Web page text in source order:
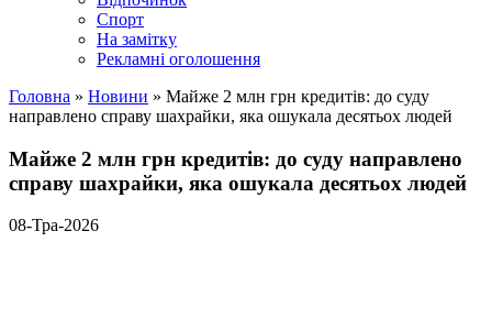
Спорт
На замітку
Рекламні оголошення
Головна » Новини » Майже 2 млн грн кредитів: до суду
направлено справу шахрайки, яка ошукала десятьох людей
Майже 2 млн грн кредитів: до суду направлено
справу шахрайки, яка ошукала десятьох людей
08-Тра-2026